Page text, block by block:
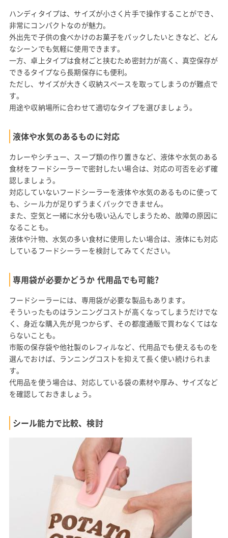
ハンディタイプは、サイズが小さく片手で操作することができ、
非常にコンパクトなのが魅力。
外出先で子供の食べかけのお菓子をパックしたいときなど、どん
なシーンでも気軽に使用できます。
一方、卓上タイプは食材ごと挟むため密封力が高く、真空保存が
できるタイプなら長期保存にも便利。
ただし、サイズが大きく収納スペースを取ってしまうのが難点で
す。
用途や収納場所に合わせて適切なタイプを選びましょう。
液体や水気のあるものに対応
カレーやシチュー、スープ類の作り置きなど、液体や水気のある
食材をフードシーラーで密封したい場合は、対応の可否を必ず確
認しましょう。
対応していないフードシーラーを液体や水気のあるものに使って
も、シール力が足りずうまくパックできません。
また、空気と一緒に水分も吸い込んでしまうため、故障の原因に
なることも。
液体や汁物、水気の多い食材に使用したい場合は、液体にも対応
しているフードシーラーを検討してみてください。
専用袋が必要かどうか 代用品でも可能?
フードシーラーには、専用袋が必要な製品もあります。
そういったものはランニングコストが高くなってしまうだけでな
く、身近な購入先が見つからず、その都度通販で買わなくてはな
らないことも。
市販の保存袋や他社製のレフィルなど、代用品でも使えるものを
選んでおけば、ランニングコストを抑えて長く使い続けられま
す。
代用品を使う場合は、対応している袋の素材や厚み、サイズなど
を確認しておきましょう。
シール能力で比較、検討